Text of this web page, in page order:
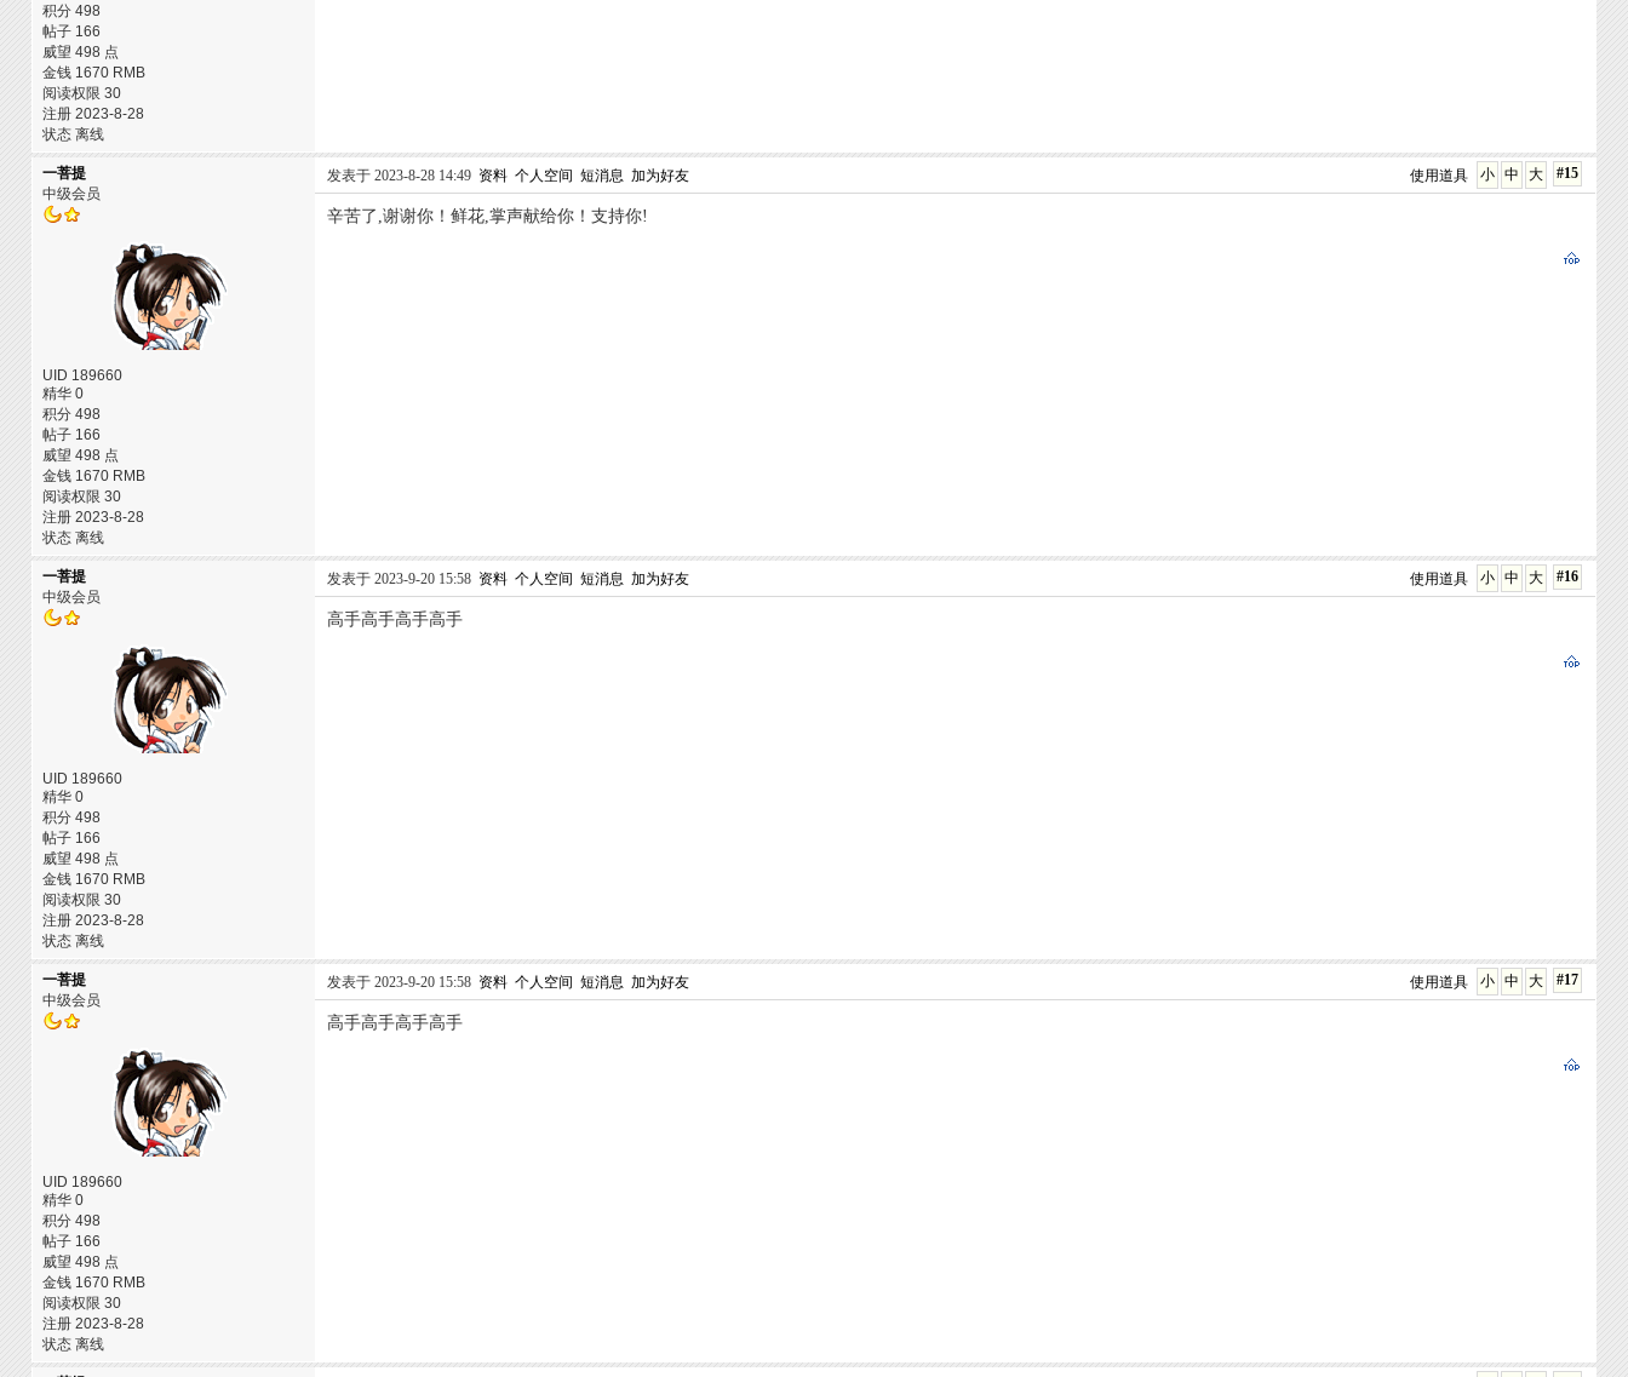
积分 498
帖子 166
威望 498 点
金钱 1670 RMB
阅读权限 30
注册 2023-8-28
状态 离线
一菩提
中级会员
UID 189660
精华 0
积分 498
帖子 166
威望 498 点
金钱 1670 RMB
阅读权限 30
注册 2023-8-28
状态 离线
#15
大
中
小
使用道具
发表于 2023-8-28 14:49 资料 个人空间 短消息 加为好友
辛苦了,谢谢你！鲜花,掌声献给你！支持你!
一菩提
中级会员
UID 189660
精华 0
积分 498
帖子 166
威望 498 点
金钱 1670 RMB
阅读权限 30
注册 2023-8-28
状态 离线
#16
大
中
小
使用道具
发表于 2023-9-20 15:58 资料 个人空间 短消息 加为好友
高手高手高手高手
一菩提
中级会员
UID 189660
精华 0
积分 498
帖子 166
威望 498 点
金钱 1670 RMB
阅读权限 30
注册 2023-8-28
状态 离线
#17
大
中
小
使用道具
发表于 2023-9-20 15:58 资料 个人空间 短消息 加为好友
高手高手高手高手